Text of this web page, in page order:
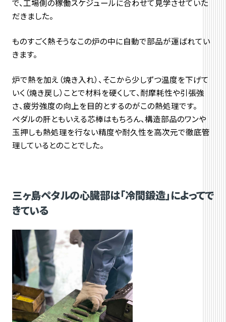
で、工場側の稼働スケジュールに合わせて見学させていた
だきました。
ものすごく熱そうなこの炉の中に自動で部品が運ばれてい
きます。
炉で熱を加え（焼き入れ）、そこから少しずつ温度を下げて
いく（焼き戻し）ことで材料を硬くして、耐摩耗性や引張強
さ、疲労強度の向上を目的とするのがこの熱処理です。
ペダルの肝ともいえる芯棒はもちろん、構造部品のワンや
玉押しも熱処理を行ない精度や耐久性を高次元で徹底管
理しているとのことでした。
三ヶ島ペタルの心臓部は「冷間鍛造」によってで
きている